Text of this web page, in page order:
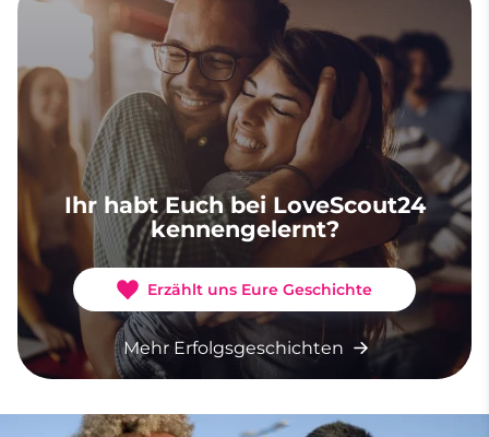
Ihr habt Euch bei LoveScout24
kennengelernt?
Erzählt uns Eure Geschichte
Mehr Erfolgsgeschichten